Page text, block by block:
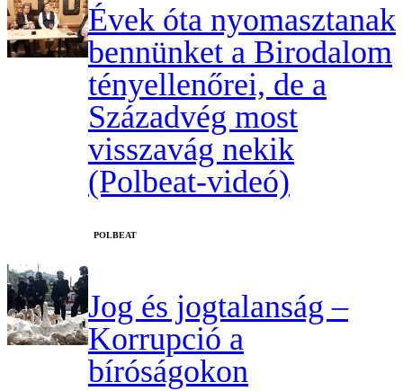
Évek óta nyomasztanak
bennünket a Birodalom
tényellenőrei, de a
Századvég most
visszavág nekik
(Polbeat-videó)
‎POLBEAT
Jog és jogtalanság –
Korrupció a
bíróságokon